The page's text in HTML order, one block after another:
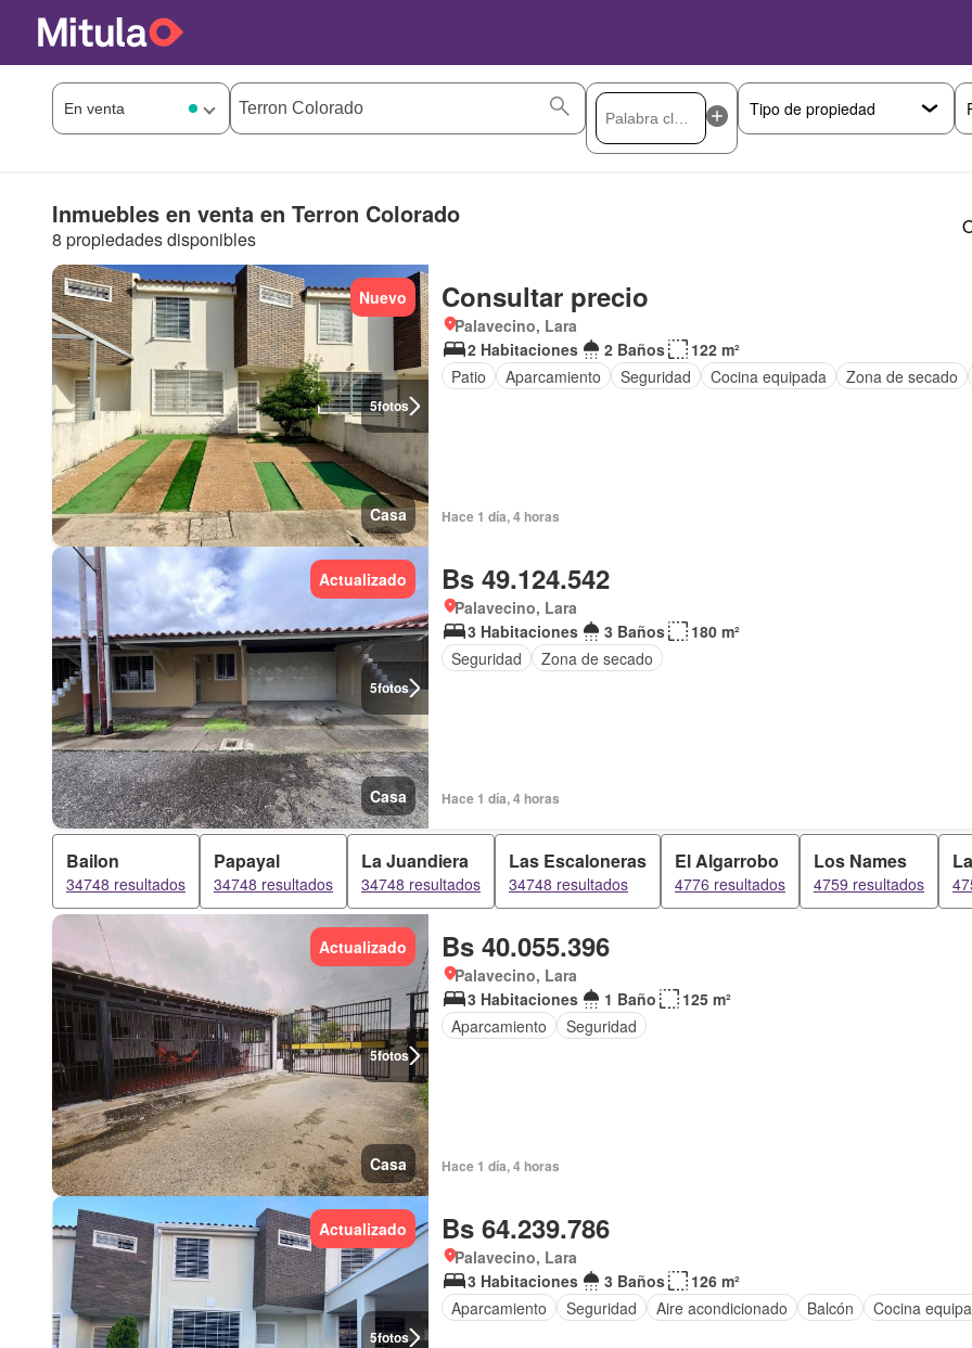
Inmuebles en venta en Terron Colorado
8 propiedades disponibles
5fotos
Nuevo
Casa
Consultar precio
Palavecino, Lara
2 Habitaciones
2 Baños
122 m²
Patio
Aparcamiento Seguridad Cocina equipada Zona de secado
Hace 1 día, 4 horas
5fotos
Actualizado
Casa
Bs 49.124.542
Palavecino, Lara
3 Habitaciones
3 Baños
180 m²
Seguridad
Zona de secado
Hace 1 día, 4 horas
Bailon
34748 resultados
Papayal
34748 resultados
La Juandiera
34748 resultados
Las Escaloneras
34748 resultados
El Algarrobo
4776 resultados
Los Names
4759 resultados
5fotos
Actualizado
Casa
Bs 40.055.396
Palavecino, Lara
3 Habitaciones
1 Baño
125 m²
Aparcamiento
Seguridad
Hace 1 día, 4 horas
5fotos
Actualizado Bs 64.239.786
Palavecino, Lara
3 Habitaciones
3 Baños
126 m²
Aparcamiento
Seguridad Aire acondicionado Balcón Cocina